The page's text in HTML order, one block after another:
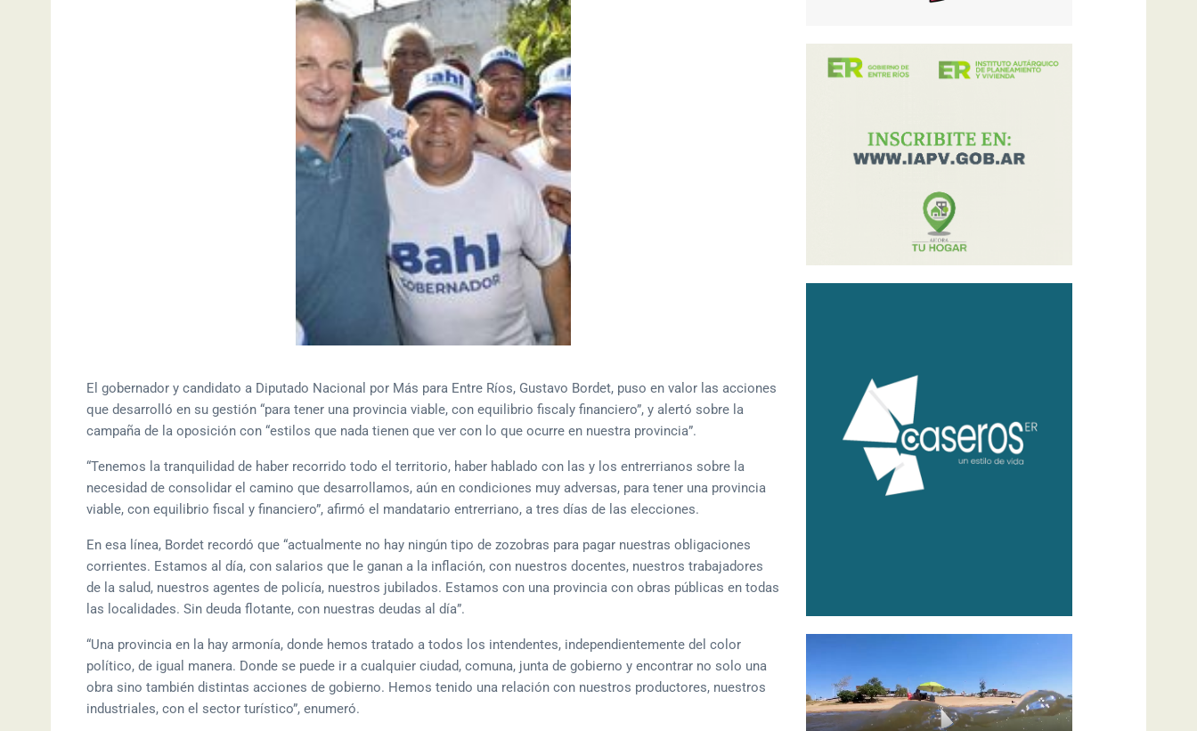
El gobernador y candidato a Diputado Nacional por Más para Entre Ríos, Gustavo Bordet, puso en valor las acciones
que desarrolló en su gestión “para tener una provincia viable, con equilibrio fiscaly financiero”, y alertó sobre la
campaña de la oposición con “estilos que nada tienen que ver con lo que ocurre en nuestra provincia”.
“Tenemos la tranquilidad de haber recorrido todo el territorio, haber hablado con las y los entrerrianos sobre la
necesidad de consolidar el camino que desarrollamos, aún en condiciones muy adversas, para tener una provincia
viable, con equilibrio fiscal y financiero”, afirmó el mandatario entrerriano, a tres días de las elecciones.
En esa línea, Bordet recordó que “actualmente no hay ningún tipo de zozobras para pagar nuestras obligaciones
corrientes. Estamos al día, con salarios que le ganan a la inflación, con nuestros docentes, nuestros trabajadores
de la salud, nuestros agentes de policía, nuestros jubilados. Estamos con una provincia con obras públicas en todas
las localidades. Sin deuda flotante, con nuestras deudas al día”.
“Una provincia en la hay armonía, donde hemos tratado a todos los intendentes, independientemente del color
político, de igual manera. Donde se puede ir a cualquier ciudad, comuna, junta de gobierno y encontrar no solo una
obra sino también distintas acciones de gobierno. Hemos tenido una relación con nuestros productores, nuestros
industriales, con el sector turístico”, enumeró.